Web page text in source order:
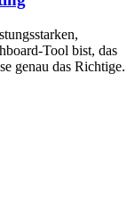
Tool bist, das
genau das Richtige.